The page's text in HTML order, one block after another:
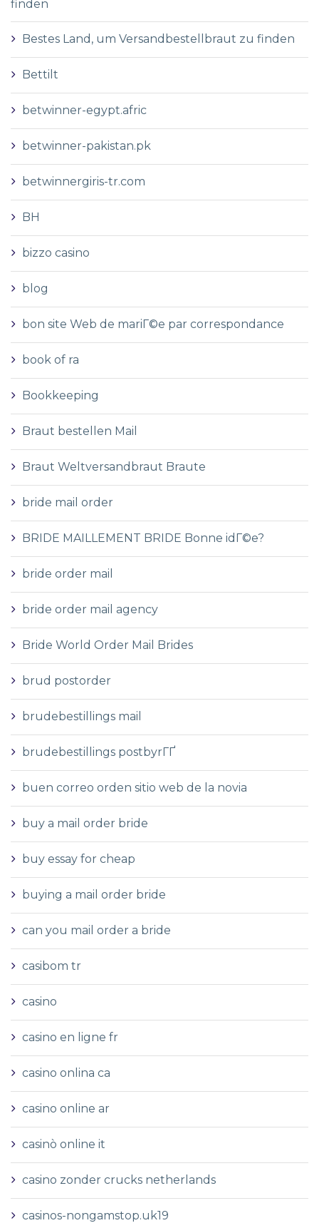
finden
Bestes Land, um Versandbestellbraut zu finden
Bettilt
betwinner-egypt.afric
betwinner-pakistan.pk
betwinnergiris-tr.com
BH
bizzo casino
blog
bon site Web de mariГ©e par correspondance
book of ra
Bookkeeping
Braut bestellen Mail
Braut Weltversandbraut Braute
bride mail order
BRIDE MAILLEMENT BRIDE Bonne idГ©e?
bride order mail
bride order mail agency
Bride World Order Mail Brides
brud postorder
brudebestillings mail
brudebestillings postbyrГҐ
buen correo orden sitio web de la novia
buy a mail order bride
buy essay for cheap
buying a mail order bride
can you mail order a bride
casibom tr
casino
casino en ligne fr
casino onlina ca
casino online ar
casinò online it
casino zonder crucks netherlands
casinos-nongamstop.uk19